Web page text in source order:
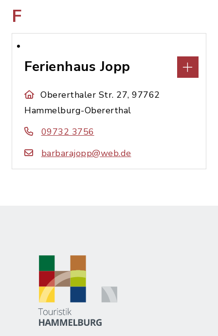
F
Ferienhaus Jopp
Obererthaler Str. 27, 97762
Hammelburg-Obererthal
09732 3756
barbarajopp@web.de